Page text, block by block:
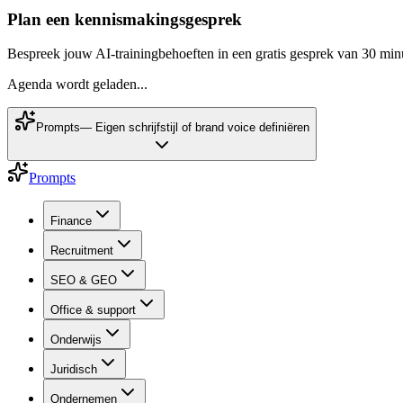
Plan een kennismakingsgesprek
Bespreek jouw AI-trainingbehoeften in een gratis gesprek van 30
Agenda wordt geladen...
Prompts— Eigen schrijfstijl of brand voice definiëren
Prompts
Finance
Recruitment
SEO & GEO
Office & support
Onderwijs
Juridisch
Ondernemen